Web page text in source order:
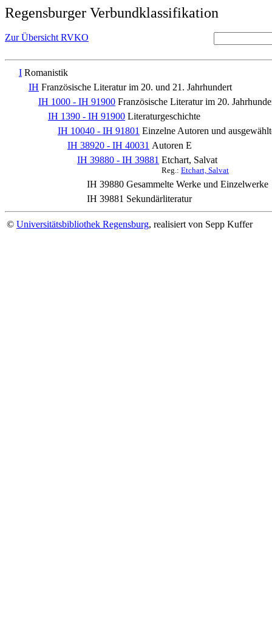
Regensburger Verbundklassifikation
Zur Übersicht RVKO
I Romanistik
IH Französische Literatur im 20. und 21. Jahrhundert
IH 1000 - IH 91900 Französische Literatur im 20.
IH 1390 - IH 91900 Literaturgeschichte
IH 10040 - IH 91801 Einzelne Autoren und
IH 38920 - IH 40031 Autoren E
IH 39880 - IH 39881 Etchart, Salvat
Reg.: Etchart, Salvat
IH 39880 Gesammelte Werke und Einzelwerke
IH 39881 Sekundärliteratur
© Universitätsbibliothek Regensburg, realisiert von Sepp Kuffer